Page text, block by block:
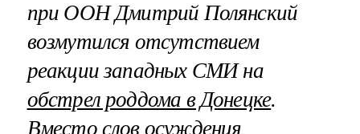
при ООН Дмитрий Полянский
возмутился отсутствием
реакции западных СМИ на
обстрел роддома в Донецке.
Вместо слов осуждения